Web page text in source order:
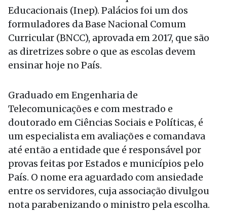
Educacionais (Inep). Palácios foi um dos
formuladores da Base Nacional Comum
Curricular (BNCC), aprovada em 2017, que são
as diretrizes sobre o que as escolas devem
ensinar hoje no País.
Graduado em Engenharia de
Telecomunicações e com mestrado e
doutorado em Ciências Sociais e Políticas, é
um especialista em avaliações e comandava
até então a entidade que é responsável por
provas feitas por Estados e municípios pelo
País. O nome era aguardado com ansiedade
entre os servidores, cuja associação divulgou
nota parabenizando o ministro pela escolha.